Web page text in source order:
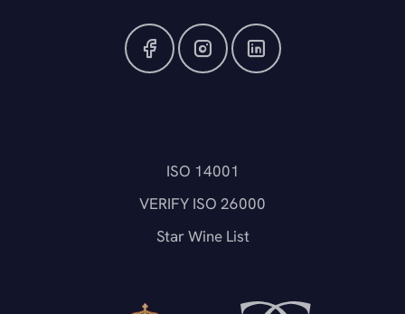
ISO 14001
VERIFY ISO 26000
Star Wine List